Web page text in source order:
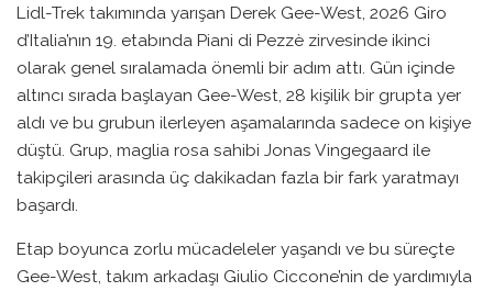
Lidl-Trek takımında yarışan Derek Gee-West, 2026 Giro
d’Italia’nın 19. etabında Piani di Pezzè zirvesinde ikinci
olarak genel sıralamada önemli bir adım attı. Gün içinde
altıncı sırada başlayan Gee-West, 28 kişilik bir grupta yer
aldı ve bu grubun ilerleyen aşamalarında sadece on kişiye
düştü. Grup, maglia rosa sahibi Jonas Vingegaard ile
takipçileri arasında üç dakikadan fazla bir fark yaratmayı
başardı.
Etap boyunca zorlu mücadeleler yaşandı ve bu süreçte
Gee-West, takım arkadaşı Giulio Ciccone’nin de yardımıyla